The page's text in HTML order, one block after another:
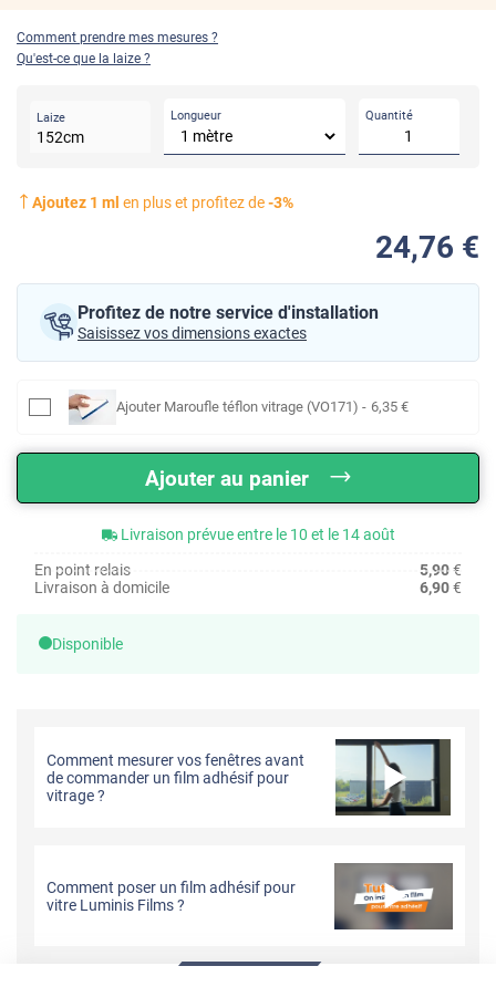
Comment prendre mes mesures ?
Qu'est-ce que la laize ?
Laize
152cm
Longueur Quantité
Ajoutez 1 ml en plus et profitez de-3%
24,76 €
Profitez de notre service d'installation
Saisissez vos dimensions exactes
Ajouter Maroufle téflon vitrage (VO171) - 6,35 €
Ajouter au panier
Livraison prévue entre le 10 et le 14 août
En point relais
5,90€
Livraison à domicile
6,90€
Disponible
Comment mesurer vos fenêtres avant
de commander un film adhésif pour
vitrage ?
Comment poser un film adhésif pour
vitre Luminis Films ?